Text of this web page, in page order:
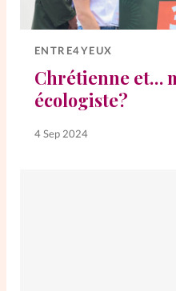
Elles nous
Entre4yeux
La Bible au
ENTRE4YEUX
Chrétienne et…
écologiste?
4 Sep 2024